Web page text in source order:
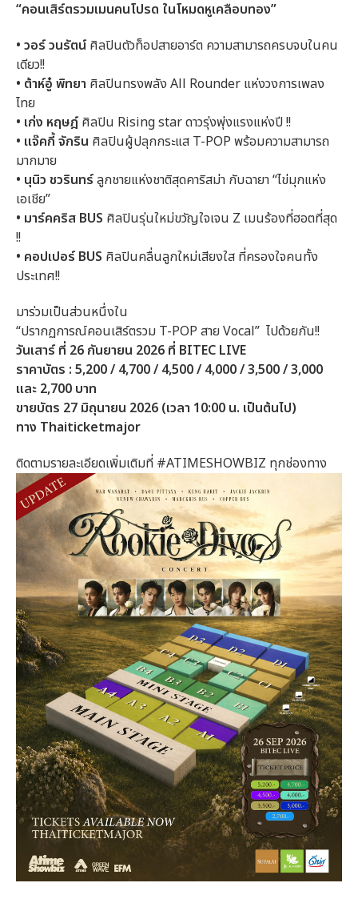
“คอนเสิร์ตรวมเมนคนโปรด ในโหมดหูเคลือบทอง”
• วอร์ วนรัตน์ ศิลปินตัวท็อปสายอาร์ต ความสามารถครบจบในคน
เดียว!!
• ต้าห์อู๋ พิทยา ศิลปินทรงพลัง All Rounder แห่งวงการเพลง
ไทย
• เก่ง หฤษฎ์ ศิลปิน Rising star ดาวรุ่งพุ่งแรงแห่งปี !!
• แจ๊คกี้ จักริน ศิลปินผู้ปลุกกระแส T-POP พร้อมความสามารถ
มากมาย
• นุนิว ชวรินทร์ลูกชายแห่งชาติสุดคาริสม่า กับฉายา “ไข่มุกแห่ง
เอเชีย”
• มาร์คคริส BUS ศิลปินรุ่นใหม่ขวัญใจเจน Z เมนร้องที่ฮอตที่สุด
!!
• คอปเปอร์ BUS ศิลปินคลื่นลูกใหม่เสียงใส ที่ครองใจคนทั้ง
ประเทศ!!
มาร่วมเป็นส่วนหนึ่งใน
“ปรากฏการณ์คอนเสิร์ตรวม T-POP สาย Vocal” ไปด้วยกัน!!
วันเสาร์ ที่ 26 กันยายน 2026 ที่ BITEC LIVE
ราคาบัตร : 5,200 / 4,700 / 4,500 / 4,000 / 3,500 / 3,000
และ 2,700 บาท
ขายบัตร 27 มิถุนายน 2026 (เวลา 10:00 น. เป็นต้นไป)
ทาง Thaiticketmajor
ติดตามรายละเอียดเพิ่มเติมที่ #ATIMESHOWBIZ ทุกช่องทาง